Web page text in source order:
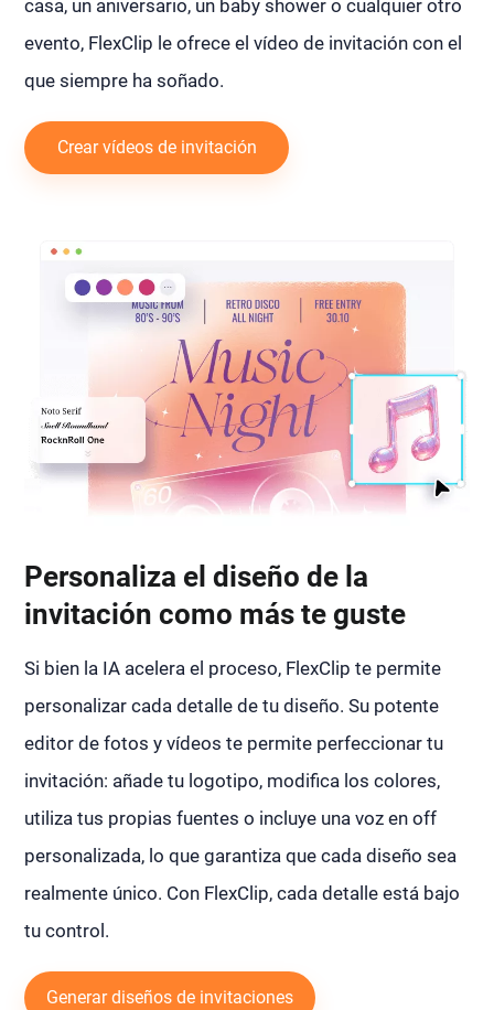
casa, un aniversario, un baby shower o cualquier otro
evento, FlexClip le ofrece el vídeo de invitación con el
que siempre ha soñado.
Crear vídeos de invitación
Personaliza el diseño de la
invitación como más te guste
Si bien la IA acelera el proceso, FlexClip te permite
personalizar cada detalle de tu diseño. Su potente
editor de fotos y vídeos te permite perfeccionar tu
invitación: añade tu logotipo, modifica los colores,
utiliza tus propias fuentes o incluye una voz en off
personalizada, lo que garantiza que cada diseño sea
realmente único. Con FlexClip, cada detalle está bajo
tu control.
Generar diseños de invitaciones